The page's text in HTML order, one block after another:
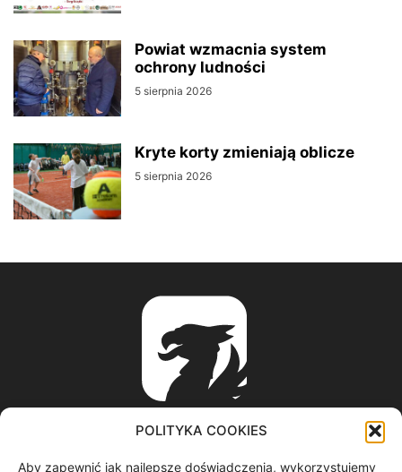
POLITYKA COOKIES
Aby zapewnić jak najlepsze doświadczenia, wykorzystujemy
Powiat wzmacnia system
ochrony ludności
5 sierpnia 2026
Kryte korty zmieniają oblicze
5 sierpnia 2026